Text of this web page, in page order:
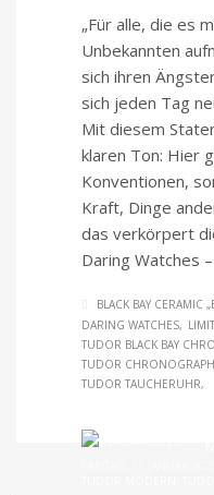
„Für alle, die es
Unbekannten
sich ihren
sich jeden Tag
Mit diesem
klaren Ton: Hier
Konventionen,
Kraft, Dinge
das verkörpert
Daring Watches
BLACK BAY CERAMIC
DARING WATCHES
TUDOR BLACK BAY
TUDOR CHRONOGRAPH
TUDOR TAUCHERUHR